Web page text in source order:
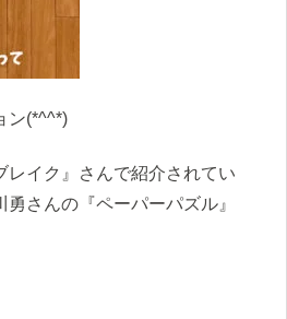
ン(*^^*)
レイク』さんで紹介されてい
さんの『ペーパーパズル』